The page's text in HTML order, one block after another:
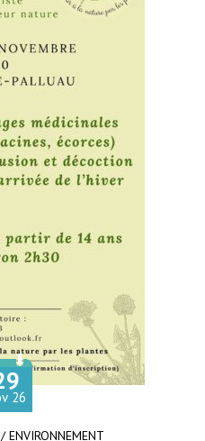
ENVIRONNEMENT
embre
26